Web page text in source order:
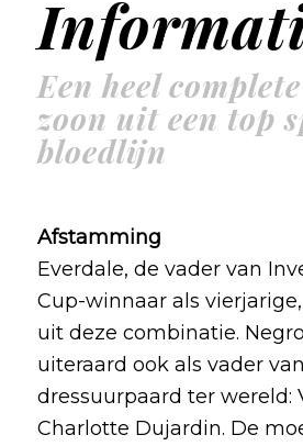
Een heel
zoon uit een top
bloedlijn
Afstamming
Everdale, de vader van
Cup-winnaar als
uit deze combinatie.
uiteraard ook als vader
dressuurpaard ter wereld:
Charlotte Dujardin. De